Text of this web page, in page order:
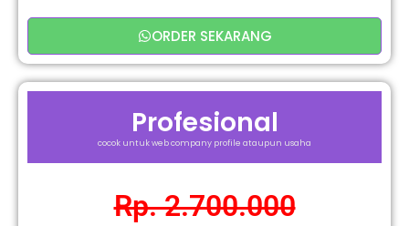
ORDER SEKARANG
Profesional
cocok untuk web company profile ataupun usaha
Rp. 2.700.000